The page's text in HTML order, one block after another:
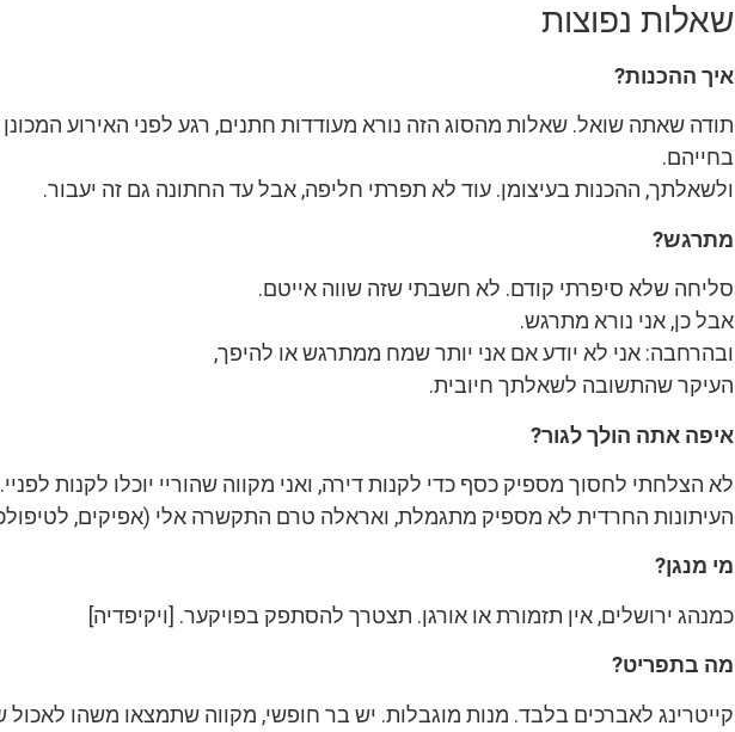
שאלות נפוצות
איך ההכנות?
תודה שאתה שואל. שאלות מהסוג הזה נורא מעודדות חתנים, רגע לפני האירוע המכונן
בחייהם.
ולשאלתך, ההכנות בעיצומן. עוד לא תפרתי חליפה, אבל עד החתונה גם זה יעבור.
מתרגש?
סליחה שלא סיפרתי קודם. לא חשבתי שזה שווה אייטם.
אבל כן, אני נורא מתרגש.
ובהרחבה: אני לא יודע אם אני יותר שמח ממתרגש או להיפך,
העיקר שהתשובה לשאלתך חיובית.
איפה אתה הולך לגור?
לא הצלחתי לחסוך מספיק כסף כדי לקנות דירה, ואני מקווה שהוריי יוכלו לקנות לפניי.
העיתונות החרדית לא מספיק מתגמלת, ואראלה טרם התקשרה אלי (אפיקים,
מי מנגן?
כמנהג ירושלים, אין תזמורת או אורגן. תצטרך להסתפק בפויקער. [ויקיפדיה]
מה בתפריט?
קייטרינג לאברכים בלבד. מנות מוגבלות. יש בר חופשי, מקווה שתמצאו משהו לאכול